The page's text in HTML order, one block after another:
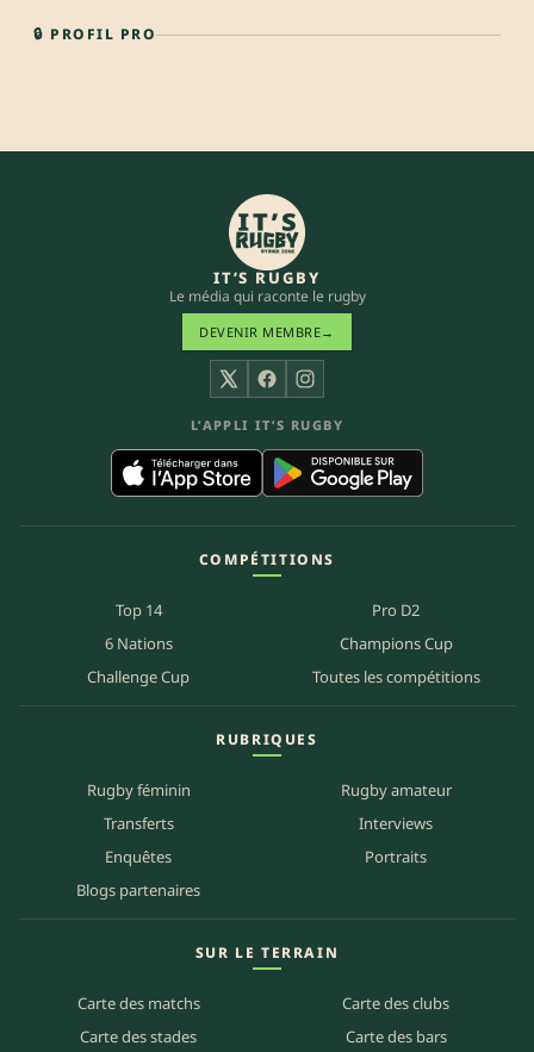
🔒 PROFIL PRO
IT’S RUGBY
Le média qui raconte le rugby
DEVENIR MEMBRE→
X FacebookInstagram
L’APPLI IT’S RUGBY
COMPÉTITIONS
Top 14
Pro D2
6 Nations
Champions Cup
Challenge Cup
Toutes les compétitions
RUBRIQUES
Rugby féminin
Rugby amateur
Transferts
Interviews
Enquêtes
Portraits
Blogs partenaires
SUR LE TERRAIN
Carte des matchs
Carte des clubs
Carte des stades
Carte des bars